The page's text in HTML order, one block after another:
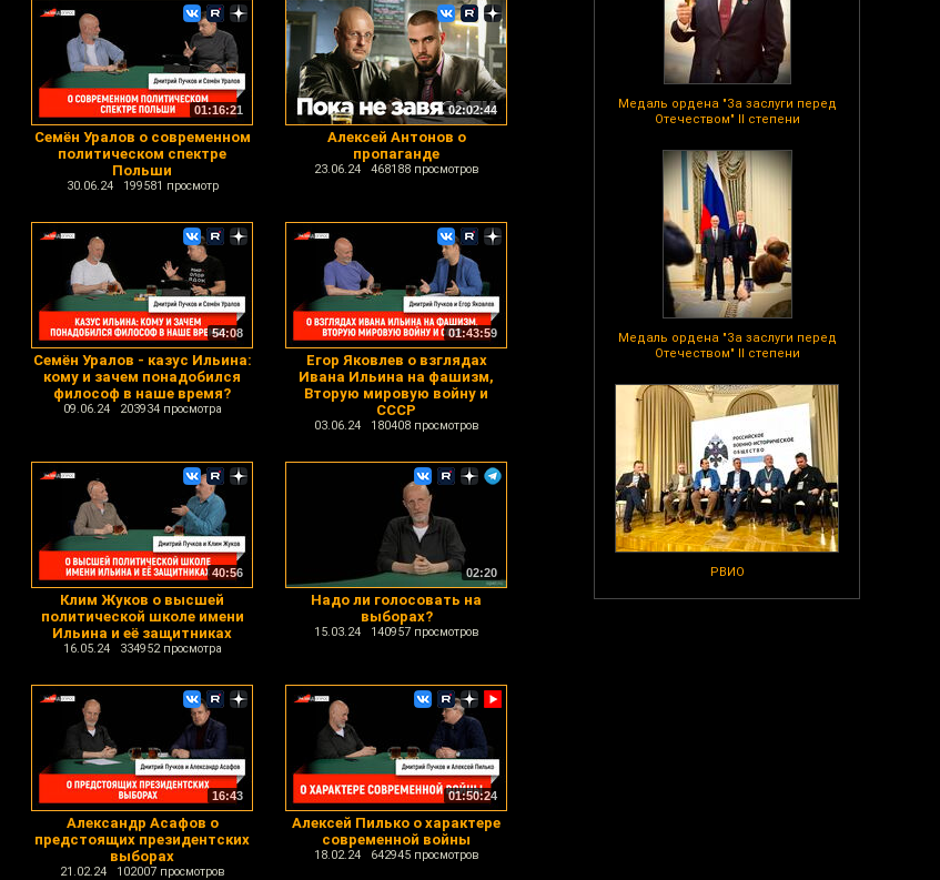
Медаль ордена "За заслуги перед
Отечеством" II степени
Медаль ордена "За заслуги перед
Отечеством" II степени
РВИО
01:16:21
Семён Уралов о современном
политическом спектре
Польши
30.06.24 199581 просмотр
02:02:44
Алексей Антонов о
пропаганде
23.06.24 468188 просмотров
54:08
Семён Уралов - казус Ильина:
кому и зачем понадобился
философ в наше время?
09.06.24 203934 просмотра
01:43:59
Егор Яковлев о взглядах
Ивана Ильина на фашизм,
Вторую мировую войну и
СССР
03.06.24 180408 просмотров
40:56
Клим Жуков о высшей
политической школе имени
Ильина и её защитниках
16.05.24 334952 просмотра
02:20
Надо ли голосовать на
выборах?
15.03.24 140957 просмотров
16:43
Александр Асафов о
предстоящих президентских
выборах
21.02.24 102007 просмотров
01:50:24
Алексей Пилько о характере
современной войны
18.02.24 642945 просмотров